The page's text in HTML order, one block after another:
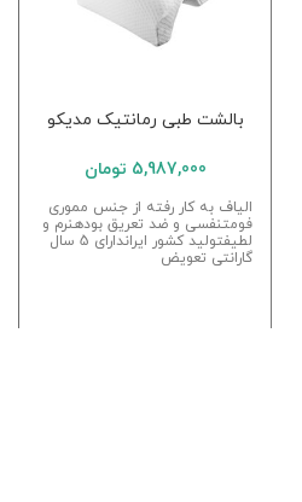
بالشت طبی رمانتیک مدیکو
5,987,000 تومان
الیاف به کار رفته از جنس مموری
فومتنفسی و ضد تعریق بودهنرم و
لطیفتولید کشور ایراندارای 5 سال
گارانتی تعویض